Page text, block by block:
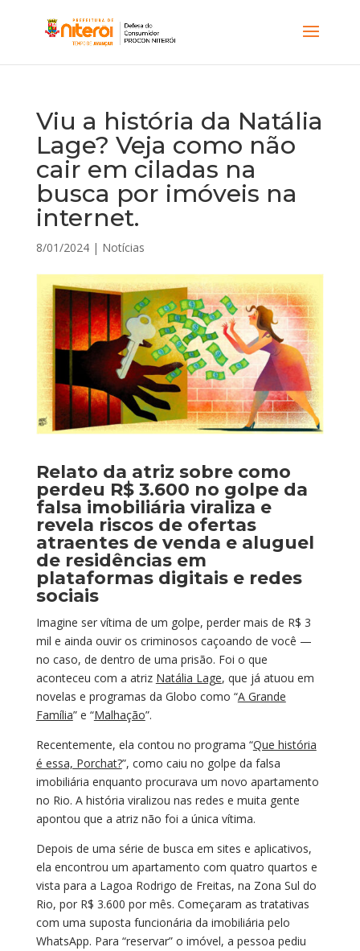
Viu a história da Natália
Lage? Veja como não
cair em ciladas na
busca por imóveis na
internet.
8/01/2024| Notícias
Relato da atriz sobre como
perdeu R$ 3.600 no golpe da
falsa imobiliária viraliza e
revela riscos de ofertas
atraentes de venda e aluguel
de residências em
plataformas digitais e redes
sociais
Imagine ser vítima de um golpe, perder mais de R$ 3
mil e ainda ouvir os criminosos caçoando de você —
no caso, de dentro de uma prisão. Foi o que
aconteceu com a atriz Natália Lage, que já atuou em
novelas e programas da Globo como “A Grande
Família” e “Malhação”.
Recentemente, ela contou no programa “Que história
é essa, Porchat?”, como caiu no golpe da falsa
imobiliária enquanto procurava um novo apartamento
no Rio. A história viralizou nas redes e muita gente
apontou que a atriz não foi a única vítima.
Depois de uma série de busca em sites e aplicativos,
ela encontrou um apartamento com quatro quartos e
vista para a Lagoa Rodrigo de Freitas, na Zona Sul do
Rio, por R$ 3.600 por mês. Começaram as tratativas
com uma suposta funcionária da imobiliária pelo
WhatsApp. Para “reservar” o imóvel, a pessoa pediu